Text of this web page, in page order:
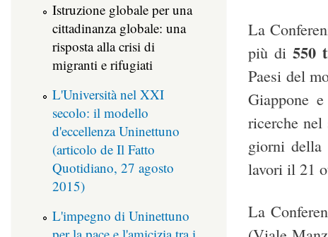
La
più di 550
Paesi del
Giappone
ricerche
giorni della
lavori il 21
La
Istruzione globale per una
cittadinanza globale: una
risposta alla crisi di
migranti e rifugiati
L'Università nel XXI
secolo: il modello
d'eccellenza Uninettuno
(articolo de Il Fatto
Quotidiano, 27 agosto
2015)
L'impegno di Uninettuno